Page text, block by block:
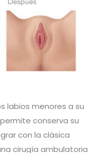
labios menores a su
conserva su
con la clásica
cirugía ambulatoria